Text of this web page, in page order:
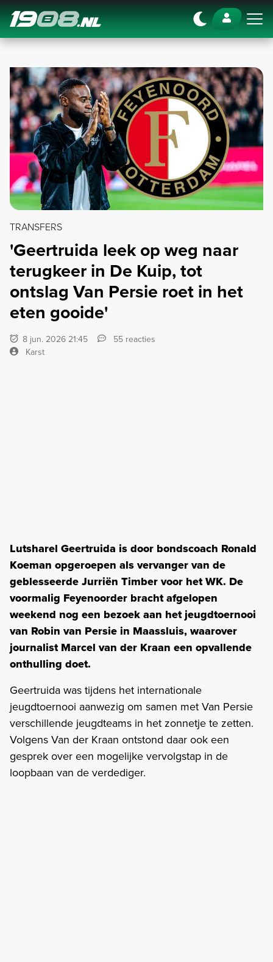
Navigation
TRANSFERS
'Geertruida leek op weg naar
terugkeer in De Kuip, tot
ontslag Van Persie roet in het
eten gooide'
8 jun. 2026 21:45
55 reacties
Karst
Lutsharel Geertruida is door bondscoach Ronald
Koeman opgeroepen als vervanger van de
geblesseerde Jurriën Timber voor het WK. De
voormalig Feyenoorder bracht afgelopen
weekend nog een bezoek aan het jeugdtoernooi
van Robin van Persie in Maassluis, waarover
journalist Marcel van der Kraan een opvallende
onthulling doet.
Geertruida was tijdens het internationale
jeugdtoernooi aanwezig om samen met Van Persie
verschillende jeugdteams in het zonnetje te zetten.
Volgens Van der Kraan ontstond daar ook een
gesprek over een mogelijke vervolgstap in de
loopbaan van de verdediger.